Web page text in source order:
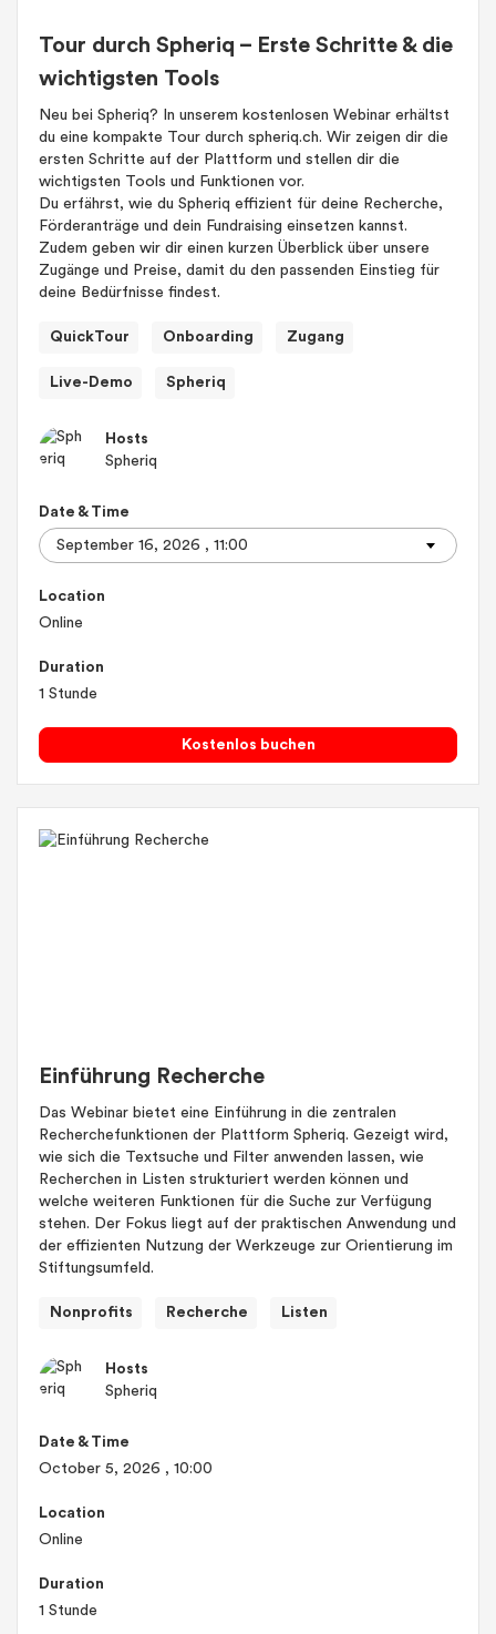
Tour durch Spheriq – Erste Schritte & die
wichtigsten Tools
Neu bei Spheriq? In unserem kostenlosen Webinar erhältst
du eine kompakte Tour durch spheriq.ch. Wir zeigen dir die
ersten Schritte auf der Plattform und stellen dir die
wichtigsten Tools und Funktionen vor.
Du erfährst, wie du Spheriq effizient für deine Recherche,
Förderanträge und dein Fundraising einsetzen kannst.
Zudem geben wir dir einen kurzen Überblick über unsere
Zugänge und Preise, damit du den passenden Einstieg für
deine Bedürfnisse findest.
QuickTour Onboarding Zugang
Live-Demo Spheriq
Hosts
Spheriq
Date & Time
Location
Online
Duration
1 Stunde
Kostenlos buchen
Einführung Recherche
Das Webinar bietet eine Einführung in die zentralen
Recherchefunktionen der Plattform Spheriq. Gezeigt wird,
wie sich die Textsuche und Filter anwenden lassen, wie
Recherchen in Listen strukturiert werden können und
welche weiteren Funktionen für die Suche zur Verfügung
stehen. Der Fokus liegt auf der praktischen Anwendung und
der effizienten Nutzung der Werkzeuge zur Orientierung im
Stiftungsumfeld.
Nonprofits Recherche Listen
Hosts
Spheriq
Date & Time
October 5, 2026 , 10:00
Location
Online
Duration
1 Stunde